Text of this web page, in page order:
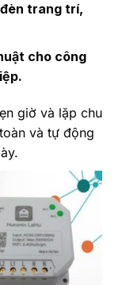
trang trí,
cho công
giờ và lặp chu
và tự động